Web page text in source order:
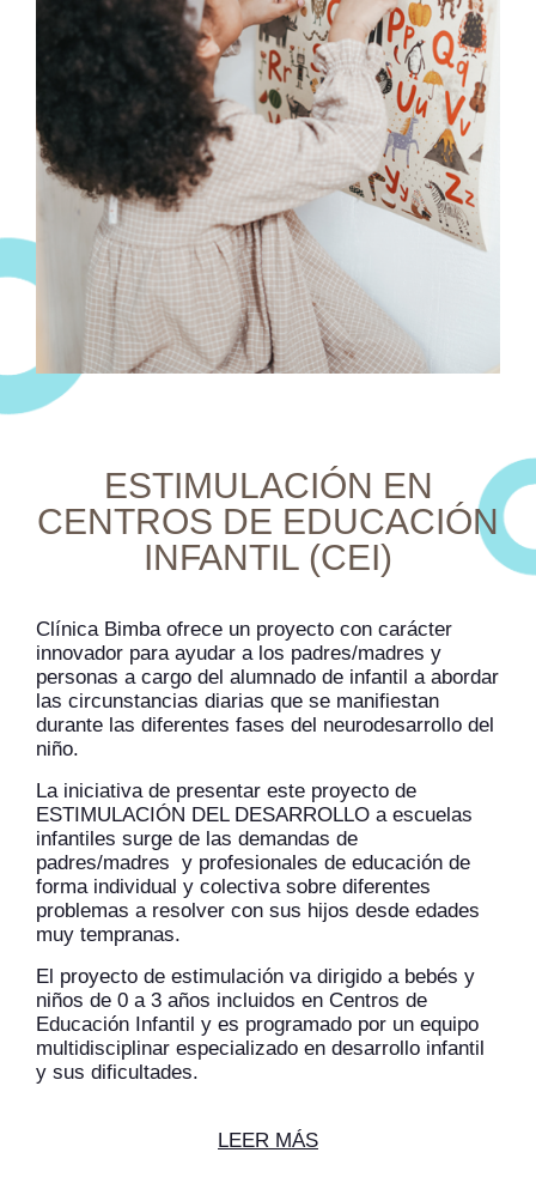
ESTIMULACIÓN EN
CENTROS DE EDUCACIÓN
INFANTIL (CEI)
Clínica Bimba ofrece un proyecto con carácter
innovador para ayudar a los padres/madres y
personas a cargo del alumnado de infantil a abordar
las circunstancias diarias que se manifiestan
durante las diferentes fases del neurodesarrollo del
niño.
La iniciativa de presentar este proyecto de
ESTIMULACIÓN DEL DESARROLLO a escuelas
infantiles surge de las demandas de
padres/madres y profesionales de educación de
forma individual y colectiva sobre diferentes
problemas a resolver con sus hijos desde edades
muy tempranas.
El proyecto de estimulación va dirigido a bebés y
niños de 0 a 3 años incluidos en Centros de
Educación Infantil y es programado por un equipo
multidisciplinar especializado en desarrollo infantil
y sus dificultades.
LEER MÁS